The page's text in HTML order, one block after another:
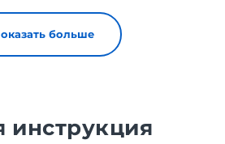
больше
инструкция